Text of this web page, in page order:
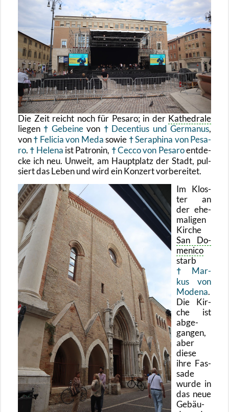
Die Zeit reicht noch für Pe­sa­ro; in der Ka­the­dra­le
lie­gen
Ge­bei­nevon De­cen­ti­us und Ger­ma­nus,
von
Fe­li­cia von Medasowie
Se­ra­phi­na von Pe­sa­
ro. He­le­na ist Pa­tro­nin, Cecco von Pe­sa­roent­de­
cke ich neu. Un­weit, am Haupt­platz der Stadt, pul­
siert das Leben und wird ein Kon­zert vor­be­rei­tet.
Im Klos­
ter an
der ehe­
ma­li­gen
Kir­che
San Do­
me­ni­co
starb
Mar­
kus von
Mo­de­na.
Die Kir­
che ist
ab­ge­
gan­gen,
aber
diese
ihre Fas­
sa­de
wurde in
das neue
Ge­bäu­